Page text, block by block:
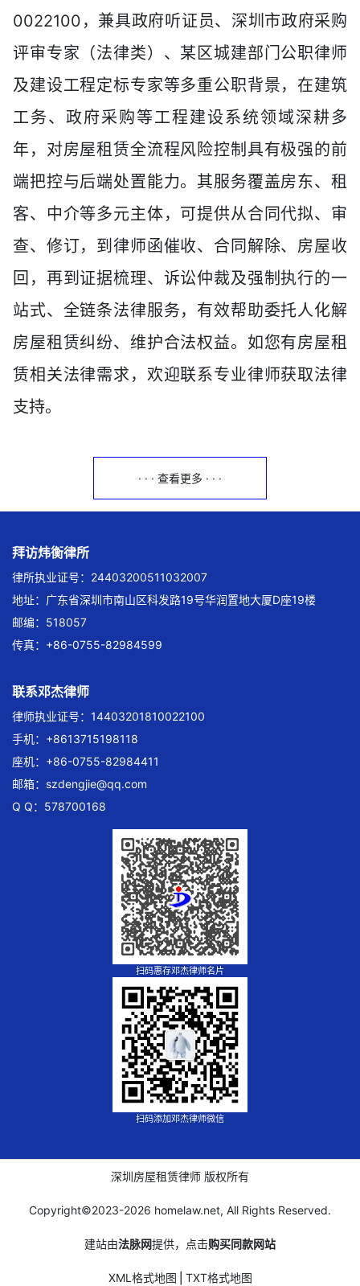
0022100，兼具政府听证员、深圳市政府采购
评审专家（法律类）、某区城建部门公职律师
及建设工程定标专家等多重公职背景，在建筑
工务、政府采购等工程建设系统领域深耕多
年，对房屋租赁全流程风险控制具有极强的前
端把控与后端处置能力。其服务覆盖房东、租
客、中介等多元主体，可提供从合同代拟、审
查、修订，到律师函催收、合同解除、房屋收
回，再到证据梳理、诉讼仲裁及强制执行的一
站式、全链条法律服务，有效帮助委托人化解
房屋租赁纠纷、维护合法权益。如您有房屋租
赁相关法律需求，欢迎联系专业律师获取法律
支持。
· · · 查看更多 · · ·
拜访炜衡律所
律所执业证号：24403200511032007
地址：广东省深圳市南山区科发路19号华润置地大厦D座19楼
邮编：518057
传真：+86-0755-82984599
联系邓杰律师
律师执业证号：14403201810022100
手机：+8613715198118
座机：+86-0755-82984411
邮箱： szdengjie@qq.com
Q Q：578700168
扫码惠存邓杰律师名片
扫码添加邓杰律师微信
深圳房屋租赁律师 版权所有
Copyright©2023-2026 homelaw.net, All Rights Reserved.
建站由法脉网提供，点击购买同款网站
XML格式地图 TXT格式地图